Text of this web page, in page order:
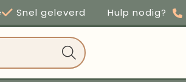
Snel geleverd Hulp nodig?